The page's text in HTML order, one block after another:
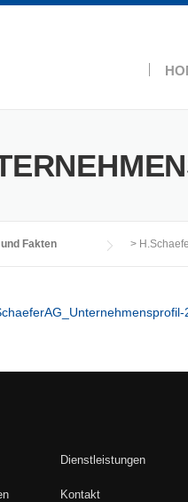
Fakten >
Dienstleistungen
Kontakt